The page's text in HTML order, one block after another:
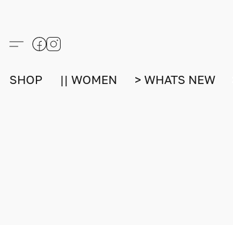
SHOP || WOMEN > WHATS NEW